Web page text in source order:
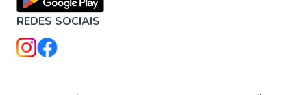
REDES SOCIAIS